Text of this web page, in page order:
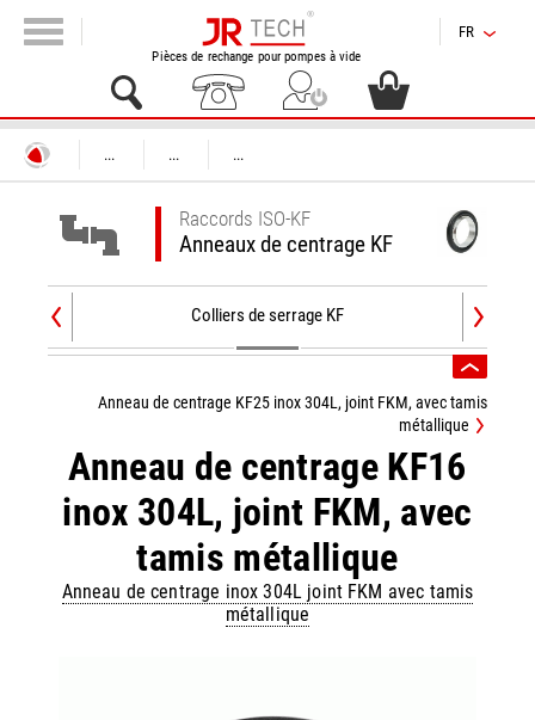
Pièces de rechange pour pompes à vide
FR
... ... ...
Raccords ISO-KF
Anneaux de centrage KF
Colliers de serrage KF
Anneau de centrage KF16
inox 304L, joint FKM, avec
tamis métallique
Anneau de centrage inox 304L joint FKM avec tamis
métallique
Anneau de centrage KF25 inox 304L, joint FKM, avec tamis
métallique